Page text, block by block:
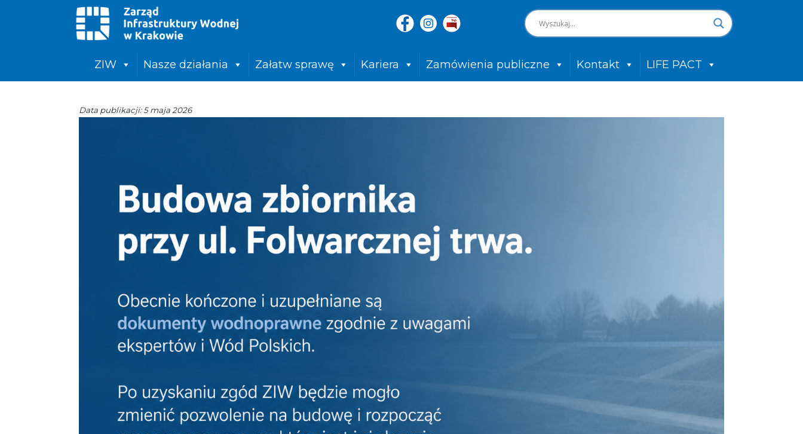
ZIW Nasze działania Załatw sprawę Kariera Zamówienia publiczne Kontakt LIFE PACT
Data publikacji: 5 maja 2026